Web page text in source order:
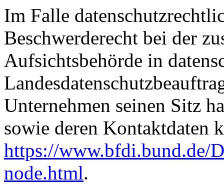
Im Falle
Beschwerderecht bei der
Aufsichtsbehörde in
Unternehmen seinen Sitz
sowie deren Kontaktdaten
https://www.bfdi.bund.de/
node.html.